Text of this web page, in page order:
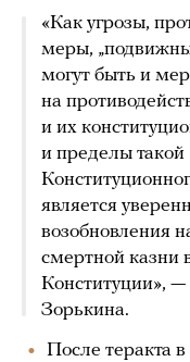
«Как угрозы,
меры,
могут быть и
на
и их
и пределы такой
является
возобновления
смертной казни
Конституции», —
Зорькина.
После теракта